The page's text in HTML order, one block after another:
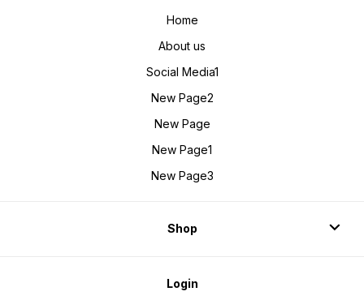
Home
About us
Social Media1
New Page2
New Page
New Page1
New Page3
Shop
Login